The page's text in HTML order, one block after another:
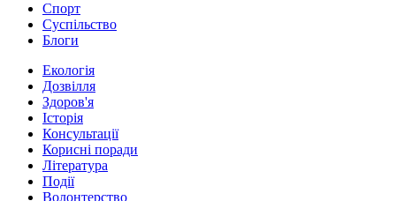
Спорт
Суспільство
Блоги
Екологія
Дозвілля
Здоров'я
Історія
Консультації
Корисні поради
Література
Події
Волонтерство